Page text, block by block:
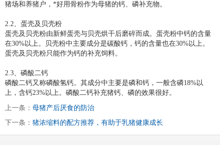
猪场和养猪户，*好用骨粉作为母猪的钙、磷补充物。
2.2、蛋壳及贝壳粉
蛋壳及贝壳粉由新鲜蛋壳与贝壳烘干后磨碎而成。蛋壳粉中钙的含量
在30%以上。贝壳粉中主要成分是碳酸钙，钙的含量也在30%以上。
蛋壳及贝壳粉只能作为钙的补充饲料。
2.3、磷酸二钙
磷酸二钙又称磷酸氢钙。其成分中主要是磷和钙，一般含磷18%以
上，含钙23%以上。磷酸二钙补充猪钙、磷的效果很好。
上一条： 母猪产后厌食的防治
下一条： 猪浓缩料的配方推荐，有助于乳猪健康成长